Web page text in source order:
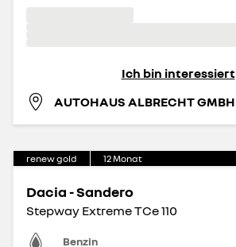
Ich bin interessiert
AUTOHAUS ALBRECHT GMBH
renew gold 12Monat
Dacia - Sandero
Stepway Extreme TCe 110
Benzin